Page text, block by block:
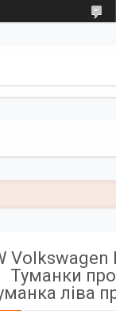
Volkswagen
Туманки
ліва